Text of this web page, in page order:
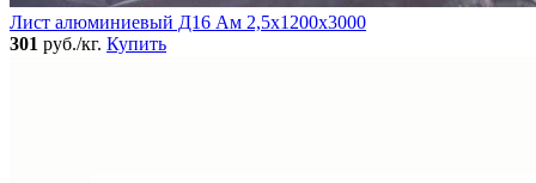
Лист алюминиевый Д16 Ам 2,5х1200х3000
301 руб./кг. Купить